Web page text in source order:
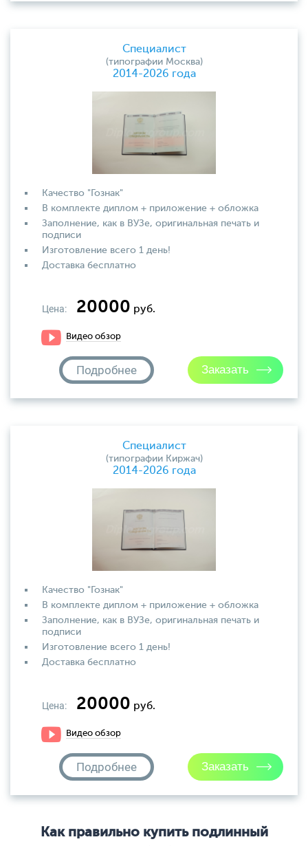
Специалист
(типографии Москва)
2014-2026 года
Качество "Гознак"
В комплекте диплом + приложение + обложка
Заполнение, как в ВУЗе, оригинальная печать и
подписи
Изготовление всего 1 день!
Доставка бесплатно
Цена: 20000 руб.
Видео обзор
Подробнее
Специалист
(типографии Киржач)
2014-2026 года
Качество "Гознак"
В комплекте диплом + приложение + обложка
Заполнение, как в ВУЗе, оригинальная печать и
подписи
Изготовление всего 1 день!
Доставка бесплатно
Цена: 20000 руб.
Видео обзор
Подробнее
Как правильно купить подлинный